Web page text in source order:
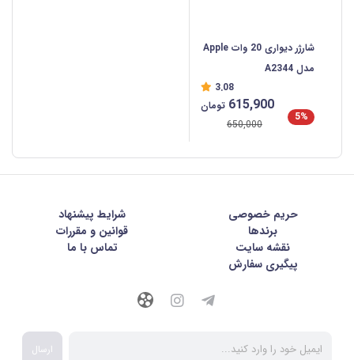
شارژر دیواری 20 وات Apple
مدل A2344
3.08
5%
615,900 تومان
650,000
حریم خصوصی
شرايط پيشنهاد
برندها
قوانین و مقررات
نقشه سایت
تماس با ما
پیگیری سفارش
ارسال